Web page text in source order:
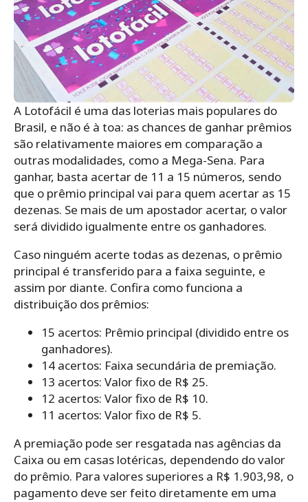
A Lotofácil é uma das loterias mais populares do
Brasil, e não é à toa: as chances de ganhar prêmios
são relativamente maiores em comparação a
outras modalidades, como a Mega-Sena. Para
ganhar, basta acertar de 11 a 15 números, sendo
que o prêmio principal vai para quem acertar as 15
dezenas. Se mais de um apostador acertar, o valor
será dividido igualmente entre os ganhadores.
Caso ninguém acerte todas as dezenas, o prêmio
principal é transferido para a faixa seguinte, e
assim por diante. Confira como funciona a
distribuição dos prêmios:
15 acertos: Prêmio principal (dividido entre os
ganhadores).
14 acertos: Faixa secundária de premiação.
13 acertos: Valor fixo de R$ 25.
12 acertos: Valor fixo de R$ 10.
11 acertos: Valor fixo de R$ 5.
A premiação pode ser resgatada nas agências da
Caixa ou em casas lotéricas, dependendo do valor
do prêmio. Para valores superiores a R$ 1.903,98, o
pagamento deve ser feito diretamente em uma